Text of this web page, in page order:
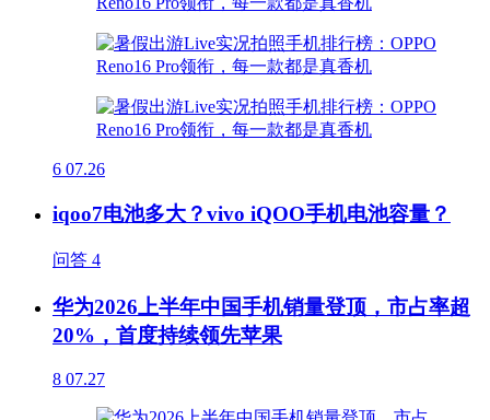
6 07.26
iqoo7电池多大？vivo iQOO手机电池容量？
问答 4
华为2026上半年中国手机销量登顶，市占率超
20%，首度持续领先苹果
8 07.27